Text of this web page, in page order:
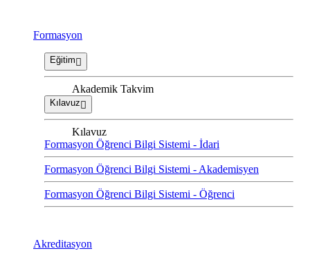
Formasyon
Eğitim
Akademik Takvim
Kılavuz
Kılavuz
Formasyon Öğrenci Bilgi Sistemi - İdari
Formasyon Öğrenci Bilgi Sistemi - Akademisyen
Formasyon Öğrenci Bilgi Sistemi - Öğrenci
Akreditasyon